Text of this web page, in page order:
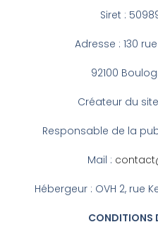
Siret :
Adresse : 130
92100
Créateur du
Responsable de la
Mail :
Hébergeur : OVH 2, rue
CONDITIONS